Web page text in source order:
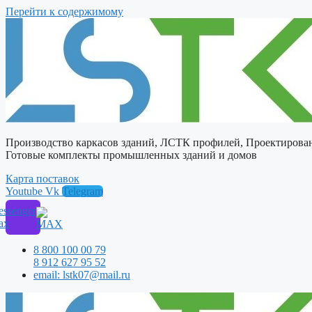
Перейти к содержимому
Производство каркасов зданий, ЛСТК профилей,
Готовые комплекты промышленных зданий и домов
Карта поставок
Youtube Vk Telegram
8 800 100 00 79
8 912 627 95 52
email: lstk07@mail.ru